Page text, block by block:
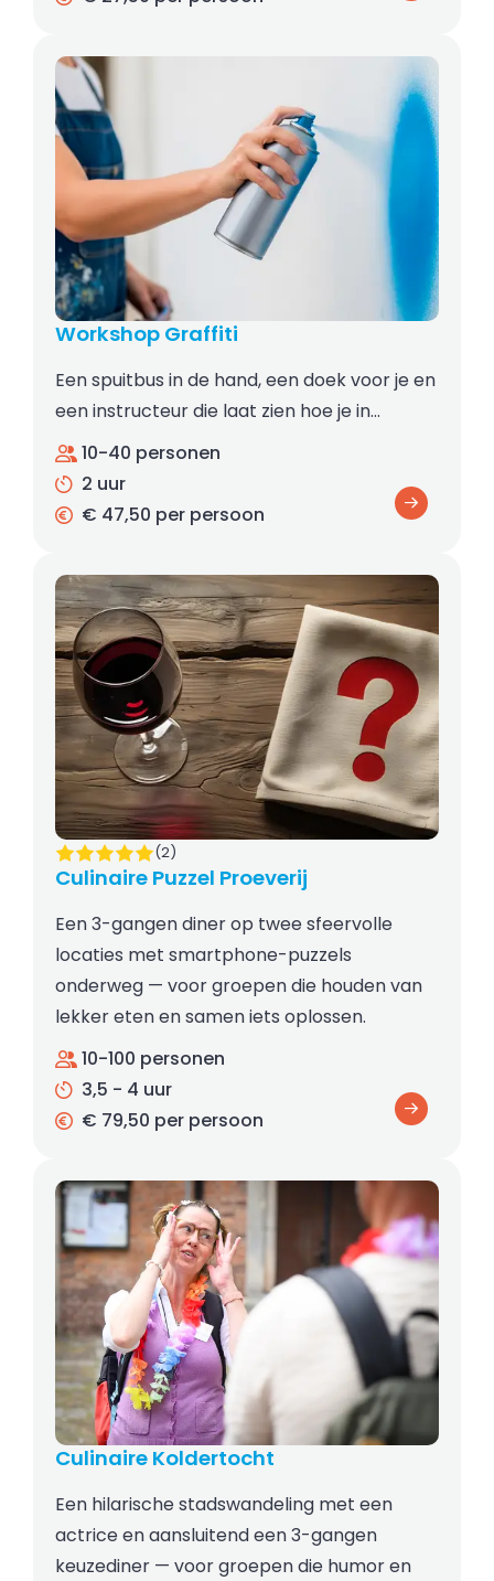
Workshop Graffiti
Een spuitbus in de hand, een doek voor je en
een instructeur die laat zien hoe je in…
10-40 personen
2 uur
€ 47,50 per persoon
Culinaire Puzzel Proeverij
(2)
Een 3-gangen diner op twee sfeervolle
locaties met smartphone-puzzels
onderweg — voor groepen die houden van
lekker eten en samen iets oplossen.
10-100 personen
3,5 - 4 uur
€ 79,50 per persoon
Culinaire Koldertocht
Een hilarische stadswandeling met een
actrice en aansluitend een 3-gangen
keuzediner — voor groepen die humor en